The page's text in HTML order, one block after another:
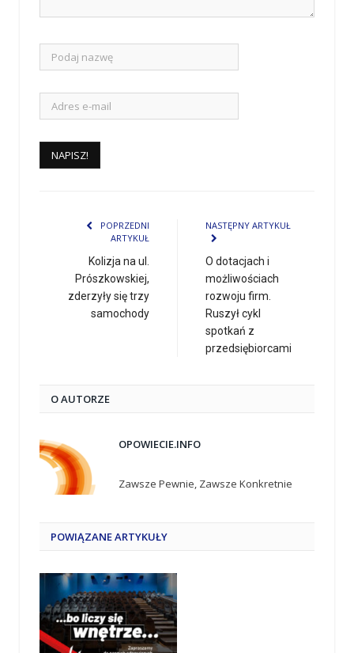
POPRZEDNI
ARTYKUŁ
Kolizja na ul.
Prószkowskiej,
zderzyły się trzy
samochody
NASTĘPNY ARTYKUŁ
O dotacjach i
możliwościach
rozwoju firm.
Ruszył cykl
spotkań z
przedsiębiorcami
O AUTORZE
OPOWIECIE.INFO
Zawsze Pewnie, Zawsze Konkretnie
POWIĄZANEARTYKUŁY